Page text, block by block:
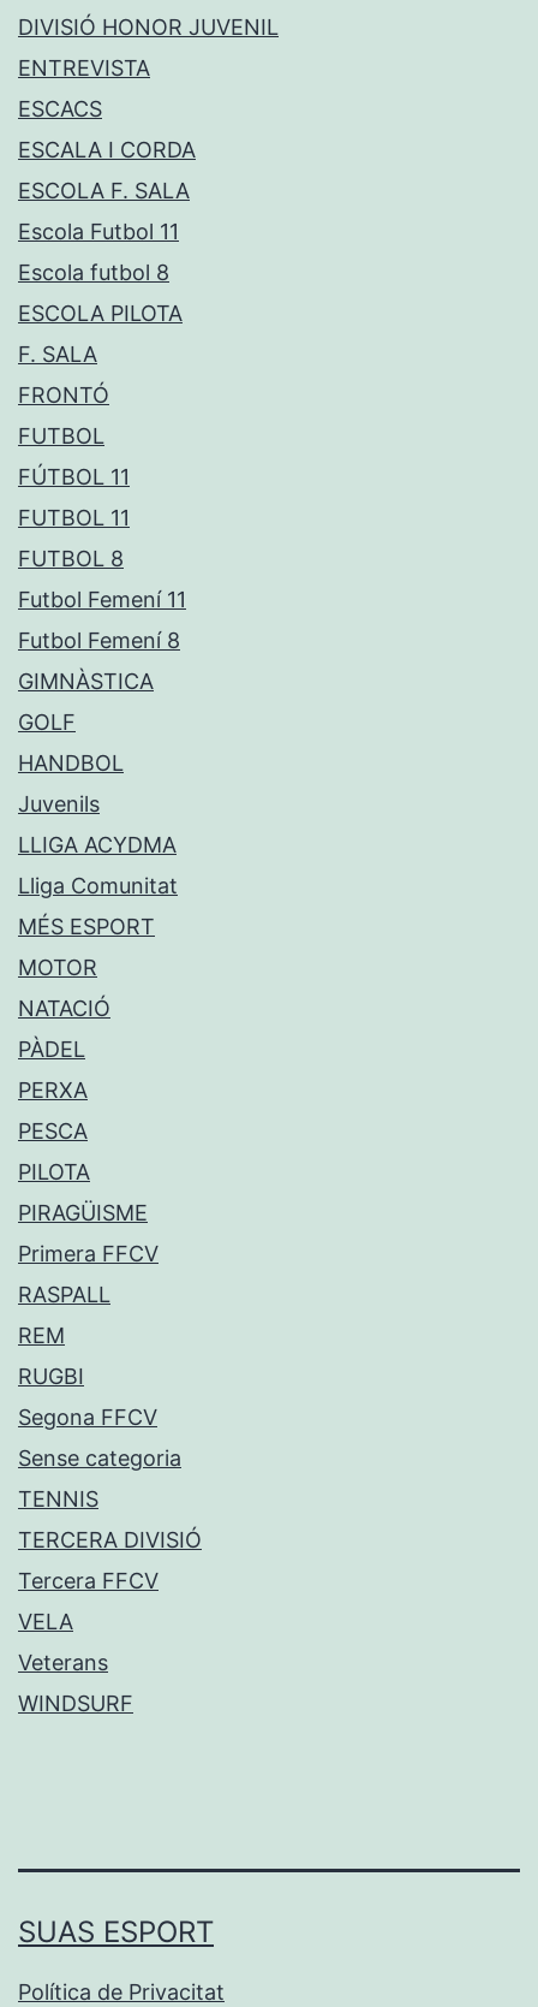
DIVISIÓ HONOR JUVENIL
ENTREVISTA
ESCACS
ESCALA I CORDA
ESCOLA F. SALA
Escola Futbol 11
Escola futbol 8
ESCOLA PILOTA
F. SALA
FRONTÓ
FUTBOL
FÚTBOL 11
FUTBOL 11
FUTBOL 8
Futbol Femení 11
Futbol Femení 8
GIMNÀSTICA
GOLF
HANDBOL
Juvenils
LLIGA ACYDMA
Lliga Comunitat
MÉS ESPORT
MOTOR
NATACIÓ
PÀDEL
PERXA
PESCA
PILOTA
PIRAGÜISME
Primera FFCV
RASPALL
REM
RUGBI
Segona FFCV
Sense categoria
TENNIS
TERCERA DIVISIÓ
Tercera FFCV
VELA
Veterans
WINDSURF
SUAS ESPORT
Política de Privacitat